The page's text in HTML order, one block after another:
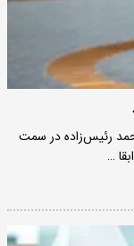
رئیس‌زاده در سمت
…